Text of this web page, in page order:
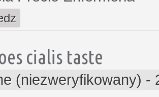
cialis taste
(niezweryfikowany) -